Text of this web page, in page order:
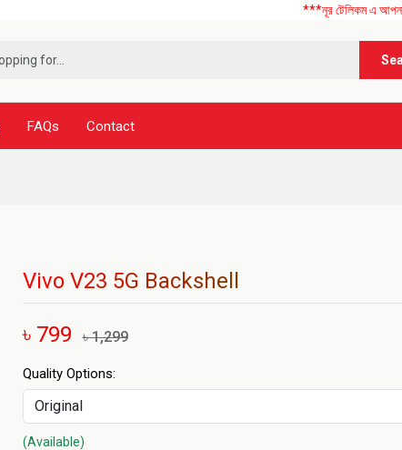
***নূর টেলিকম এ আপনাকে স্বাগতম
FAQs Contact
Vivo V23 5G Backshell
৳ 799 ৳ 1,299
Quality Options:
(Available)